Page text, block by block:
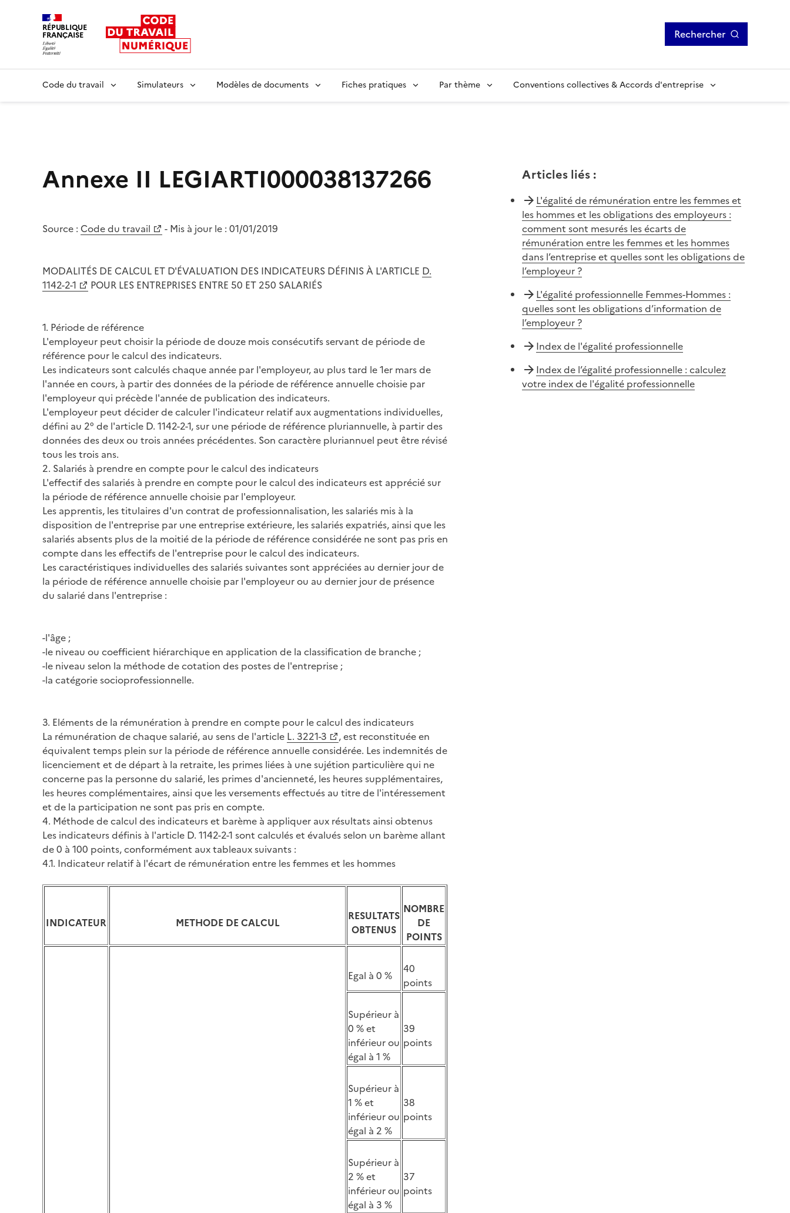
RÉPUBLIQUE
FRANÇAISE Rechercher
Code du travail Simulateurs Modèles de documents Fiches pratiques Par thème Conventions collectives & Accords d'entreprise
Annexe II LEGIARTI000038137266
Source : Code du travail - Mis à jour le : 01/01/2019
MODALITÉS DE CALCUL ET D'ÉVALUATION DES INDICATEURS DÉFINIS À L'ARTICLE D.
1142-2-1
POUR LES ENTREPRISES ENTRE 50 ET 250 SALARIÉS
1. Période de référence
L'employeur peut choisir la période de douze mois consécutifs servant de période de
référence pour le calcul des indicateurs.
Les indicateurs sont calculés chaque année par l'employeur, au plus tard le 1er mars de
l'année en cours, à partir des données de la période de référence annuelle choisie par
l'employeur qui précède l'année de publication des indicateurs.
L'employeur peut décider de calculer l'indicateur relatif aux augmentations individuelles,
défini au 2° de l'article D. 1142-2-1, sur une période de référence pluriannuelle, à partir des
données des deux ou trois années précédentes. Son caractère pluriannuel peut être révisé
tous les trois ans.
2. Salariés à prendre en compte pour le calcul des indicateurs
L'effectif des salariés à prendre en compte pour le calcul des indicateurs est apprécié sur
la période de référence annuelle choisie par l'employeur.
Les apprentis, les titulaires d'un contrat de professionnalisation, les salariés mis à la
disposition de l'entreprise par une entreprise extérieure, les salariés expatriés, ainsi que les
salariés absents plus de la moitié de la période de référence considérée ne sont pas pris en
compte dans les effectifs de l'entreprise pour le calcul des indicateurs.
Les caractéristiques individuelles des salariés suivantes sont appréciées au dernier jour de
la période de référence annuelle choisie par l'employeur ou au dernier jour de présence
du salarié dans l'entreprise :
-l'âge ;
-le niveau ou coefficient hiérarchique en application de la classification de branche ;
-le niveau selon la méthode de cotation des postes de l'entreprise ;
-la catégorie socioprofessionnelle.
3. Eléments de la rémunération à prendre en compte pour le calcul des indicateurs
La rémunération de chaque salarié, au sens de l'article L. 3221-3
, est reconstituée en
équivalent temps plein sur la période de référence annuelle considérée. Les indemnités de
licenciement et de départ à la retraite, les primes liées à une sujétion particulière qui ne
concerne pas la personne du salarié, les primes d'ancienneté, les heures supplémentaires,
les heures complémentaires, ainsi que les versements effectués au titre de l'intéressement
et de la participation ne sont pas pris en compte.
4. Méthode de calcul des indicateurs et barème à appliquer aux résultats ainsi obtenus
Les indicateurs définis à l'article D. 1142-2-1 sont calculés et évalués selon un barème allant
de 0 à 100 points, conformément aux tableaux suivants :
4.1. Indicateur relatif à l'écart de rémunération entre les femmes et les hommes
INDICATEUR METHODE DE CALCUL
RESULTATS
OBTENUS
NOMBRE
DE
POINTS
Egal à 0 %
40
points
Supérieur à
0 % et
inférieur ou
égal à 1 %
39
points
Supérieur à
1 % et
inférieur ou
égal à 2 %
38
points
Supérieur à
2 % et
inférieur ou
égal à 3 %
37
points
Articles liés:
L'égalité de rémunération entre les femmes et
les hommes et les obligations des employeurs :
comment sont mesurés les écarts de
rémunération entre les femmes et les hommes
dans l’entreprise et quelles sont les obligations de
l’employeur ?
L'égalité professionnelle Femmes-Hommes :
quelles sont les obligations d’information de
l’employeur ?
Index de l'égalité professionnelle
Index de l’égalité professionnelle : calculez
votre index de l'égalité professionnelle